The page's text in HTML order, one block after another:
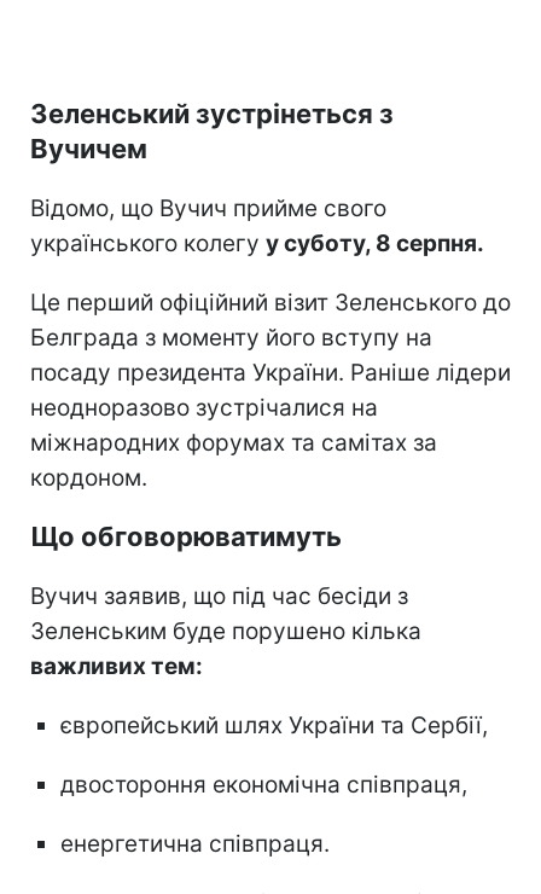
Зеленський зустрінеться з
Вучичем
Відомо, що Вучич прийме свого
українського колегу у суботу, 8 серпня.
Це перший офіційний візит Зеленського до
Белграда з моменту його вступу на
посаду президента України. Раніше лідери
неодноразово зустрічалися на
міжнародних форумах та самітах за
кордоном.
Що обговорюватимуть
Вучич заявив, що під час бесіди з
Зеленським буде порушено кілька
важливих тем:
європейський шлях України та Сербії,
двостороння економічна співпраця,
енергетична співпраця.